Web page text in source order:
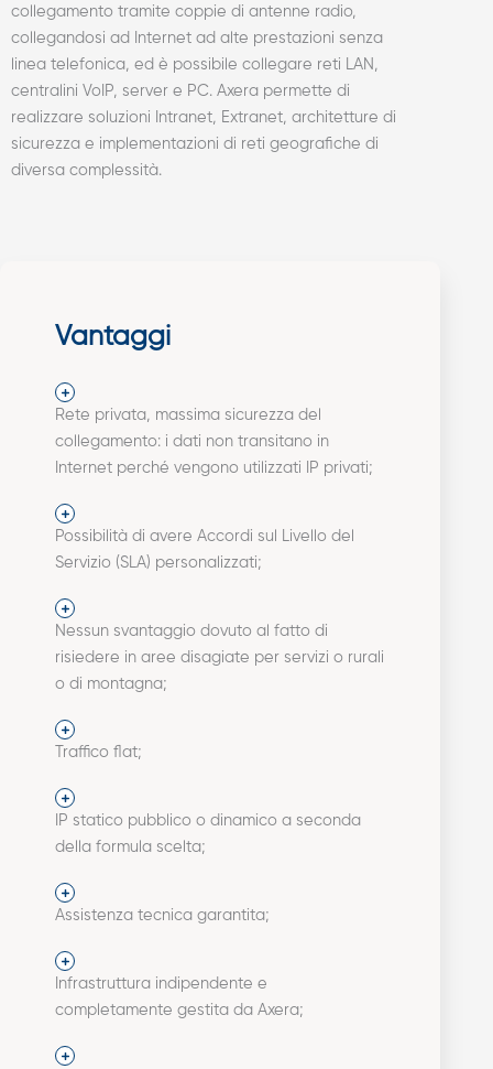
collegamento tramite coppie di antenne radio,
collegandosi ad Internet ad alte prestazioni senza
linea telefonica, ed è possibile collegare reti LAN,
centralini VoIP, server e PC. Axera permette di
realizzare soluzioni Intranet, Extranet, architetture di
sicurezza e implementazioni di reti geografiche di
diversa complessità.
Vantaggi
Rete privata, massima sicurezza del
collegamento: i dati non transitano in
Internet perché vengono utilizzati IP privati;
Possibilità di avere Accordi sul Livello del
Servizio (SLA) personalizzati;
Nessun svantaggio dovuto al fatto di
risiedere in aree disagiate per servizi o rurali
o di montagna;
Traffico flat;
IP statico pubblico o dinamico a seconda
della formula scelta;
Assistenza tecnica garantita;
Infrastruttura indipendente e
completamente gestita da Axera;